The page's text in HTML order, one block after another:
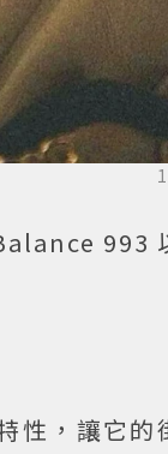
1
993
性，讓它的